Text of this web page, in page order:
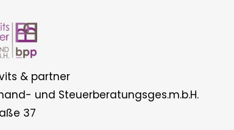
& partner
und Steuerberatungsges.m.b.H.
37